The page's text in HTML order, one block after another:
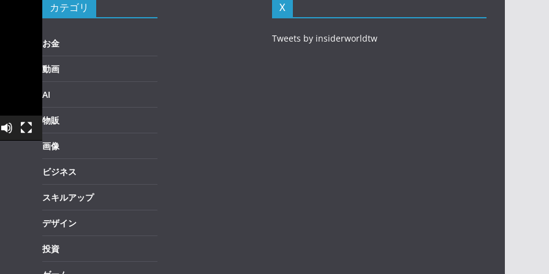
カテゴリ
お金
動画
AI
物販
画像
ビジネス
スキルアップ
デザイン
投資
X
Tweets by insiderworldtw